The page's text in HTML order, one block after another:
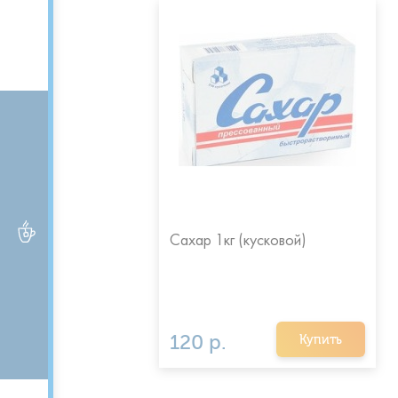
Сахар 1кг (кусковой)
120 р. Купить